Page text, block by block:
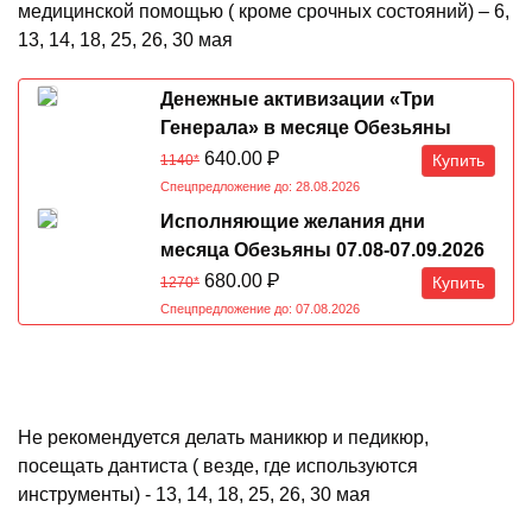
медицинской помощью ( кроме срочных состояний) – 6,
13, 14, 18, 25, 26, 30 мая
Денежные активизации «Три
Генерала» в месяце Обезьяны
07.08-07.09.2026
1140* 640.00 Р Купить
Спецпредложение до: 28.08.2026
Исполняющие желания дни
месяца Обезьяны 07.08-07.09.2026
1270* 680.00 Р Купить
Спецпредложение до: 07.08.2026
Не рекомендуется делать маникюр и педикюр,
посещать дантиста ( везде, где используются
инструменты) - 13, 14, 18, 25, 26, 30 мая